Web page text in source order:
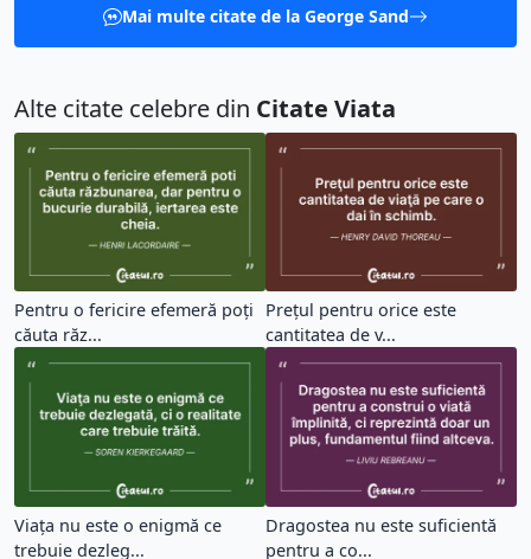
Mai multe citate de la George Sand
Alte citate celebre din Citate Viata
Pentru o fericire efemeră poți
căuta răz...
Preţul pentru orice este
cantitatea de v...
Viaţa nu este o enigmă ce
trebuie dezleg...
Dragostea nu este suficientă
pentru a co...